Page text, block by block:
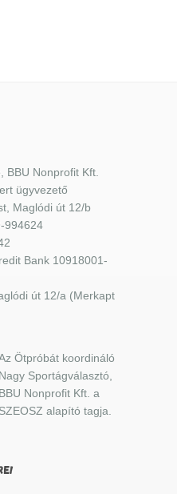
BBU Nonprofit Kft.
ügyvezető
Maglódi út 12/b
994624
Bank 10918001-
út 12/a (Merkapt
Ötpróbát koordináló
Nagy Sportágválasztó,
BBU Nonprofit Kft. a
SZEOSZ alapító tagja.